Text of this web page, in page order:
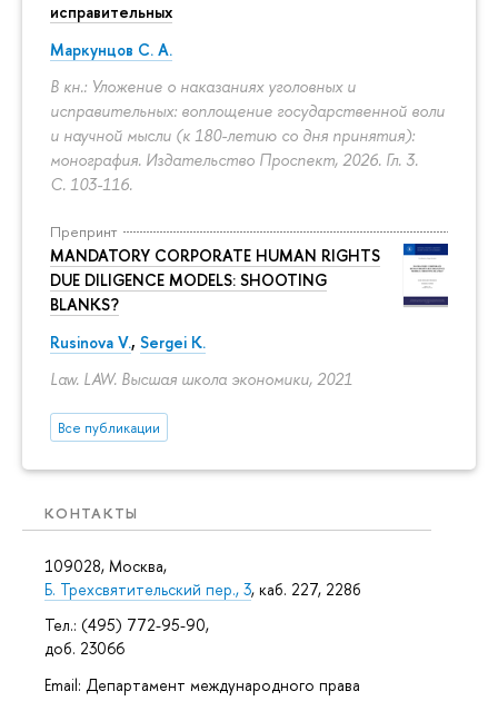
исправительных
Маркунцов С. А.
В кн.: Уложение о наказаниях уголовных и
исправительных: воплощение государственной воли
и научной мысли (к 180-летию со дня принятия):
монография. Издательство Проспект, 2026. Гл. 3.
С. 103-116.
Препринт
MANDATORY CORPORATE HUMAN RIGHTS
DUE DILIGENCE MODELS: SHOOTING
BLANKS?
Rusinova V., Sergei K.
Law. LAW. Высшая школа экономики, 2021
Все публикации
КОНТАКТЫ
109028, Москва,
Б. Трехсвятительский пер., 3, каб. 227, 228б
Тел.: (495) 772-95-90,
доб. 23066
Email: Департамент международного права